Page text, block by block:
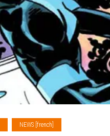
NEWS [french]